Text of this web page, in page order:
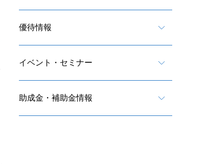
優待情報
イベント・セミナー
助成金・補助金情報